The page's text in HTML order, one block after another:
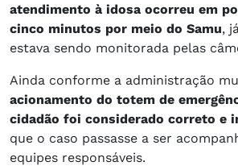
atendimento à idosa ocorreu em
cinco minutos por meio do Samu,
estava sendo monitorada pelas
Ainda conforme a administração
acionamento do totem de
cidadão foi considerado correto e
que o caso passasse a ser
equipes responsáveis.